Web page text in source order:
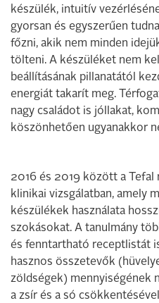
készülék, intuitív
gyorsan és egyszerűen
főzni, akik nem minden
tölteni. A készüléket nem
beállításának pillanatától
energiát takarít meg.
nagy családot is jóllakat,
köszönhetően ugyanakkor
2016 és 2019 között a
klinikai vizsgálatban, amely
készülékek használata
szokásokat. A tanulmány
és fenntartható receptlistát
hasznos összetevők
zöldségek) mennyiségének
a zsír és a só